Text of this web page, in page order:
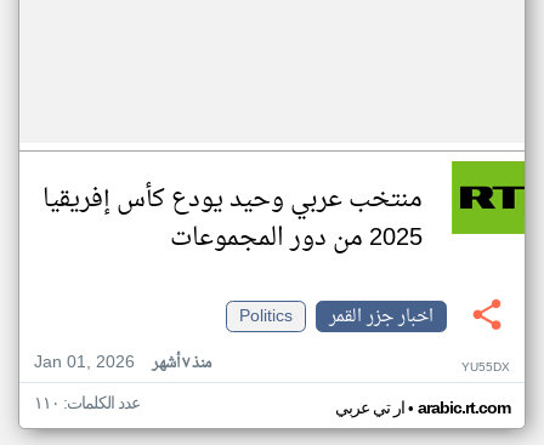
منتخب عربي وحيد يودع كأس إفريقيا
2025 من دور المجموعات
اخبار جزر القمر
Politics
Jan 01, 2026
منذ ٧ أشهر YU55DX
ار تي عربي• arabic.rt.com عدد الكلمات: ١١٠